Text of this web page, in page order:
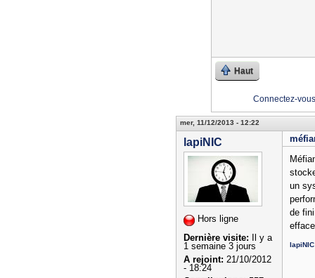
Haut
Connectez-vous
mer, 11/12/2013 - 12:22
lapiNIC
Hors ligne
Dernière visite: Il y a
1 semaine 3 jours
A rejoint: 21/10/2012
- 18:24
un
de
lapiNIC